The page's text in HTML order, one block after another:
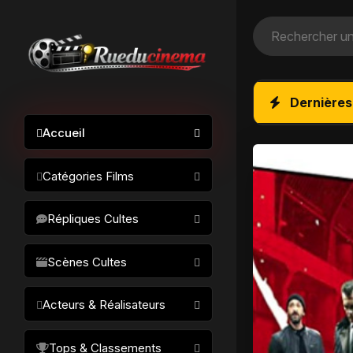
Accueil
Catégories Films
Science-fiction
Drame / Thriller
Comédie/humour
Horreur
Fantastique
Répliques Cultes
Scènes Cultes
Acteurs & Réalisateurs
Tops & Classements